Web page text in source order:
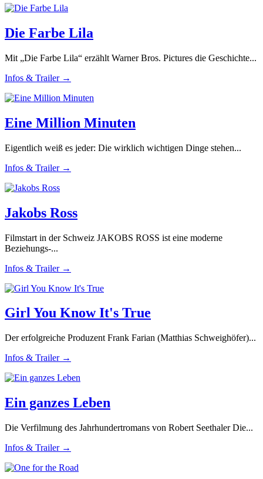
Die Farbe Lila
Mit „Die Farbe Lila“ erzählt Warner Bros. Pictures die Geschichte...
Infos & Trailer →
Eine Million Minuten
Eigentlich weiß es jeder: Die wirklich wichtigen Dinge stehen...
Infos & Trailer →
Jakobs Ross
Filmstart in der Schweiz JAKOBS ROSS ist eine moderne
Beziehungs-...
Infos & Trailer →
Girl You Know It's True
Der erfolgreiche Produzent Frank Farian (Matthias Schweighöfer)...
Infos & Trailer →
Ein ganzes Leben
Die Verfilmung des Jahrhundertromans von Robert Seethaler Die...
Infos & Trailer →